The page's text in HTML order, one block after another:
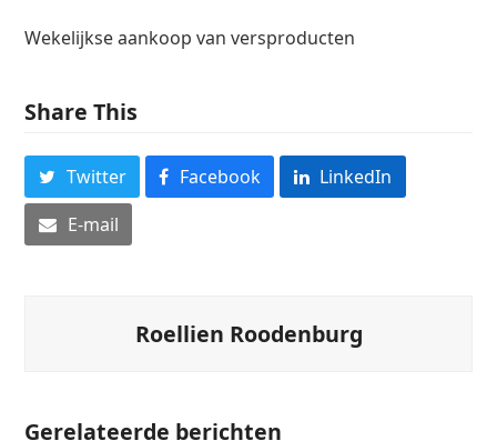
Wekelijkse aankoop van versproducten
Share This
Twitter Facebook
LinkedIn
E-mail
Roellien Roodenburg
Gerelateerde berichten